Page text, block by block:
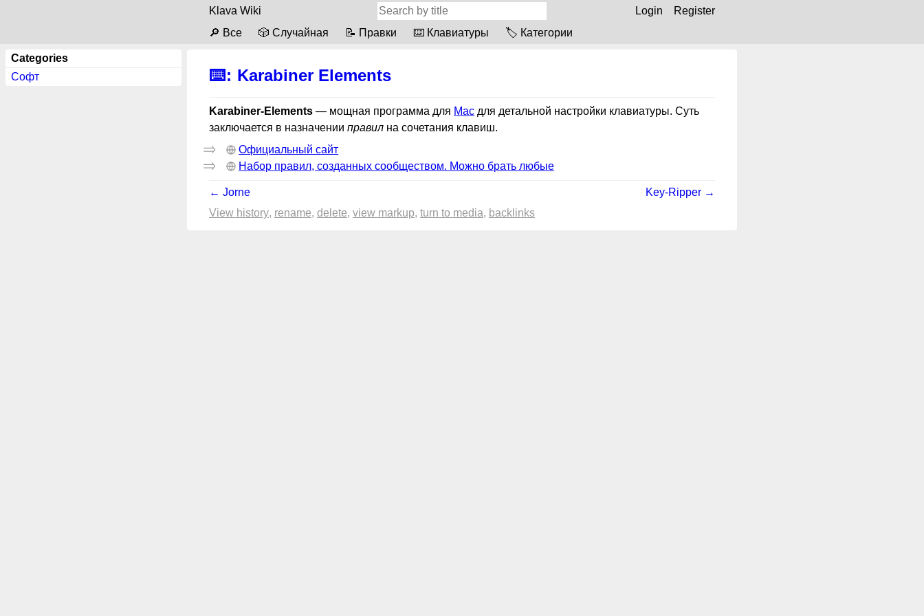
Klava Wiki Login
Register
🔎 Все
🎲 Случайная 📝 Правки ⌨️ Клавиатуры 🏷 Категории
⌨️: Karabiner Elements
Karabiner-Elements — мощная программа для Mac для детальной настройки клавиатуры. Суть
заключается в назначении правил на сочетания клавиш.
Официальный сайт
Набор правил, созданных сообществом. Можно брать любые
← Jorne
Key-Ripper →
View history rename delete view markup turn to media backlinks
Categories
Софт